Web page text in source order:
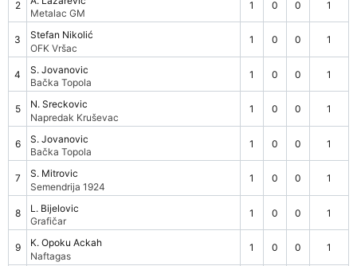
2
Metalac GM
1 0 0 1
3
Stefan Nikolić
OFK Vršac
1 0 0 1
4
S. Jovanovic
Bačka Topola
1 0 0 1
5
N. Sreckovic
Napredak Kruševac
1 0 0 1
6
S. Jovanovic
Bačka Topola
1 0 0 1
7
S. Mitrovic
Semendrija 1924
1 0 0 1
8
L. Bijelovic
Grafičar
1 0 0 1
9
K. Opoku Ackah
Naftagas
1 0 0 1